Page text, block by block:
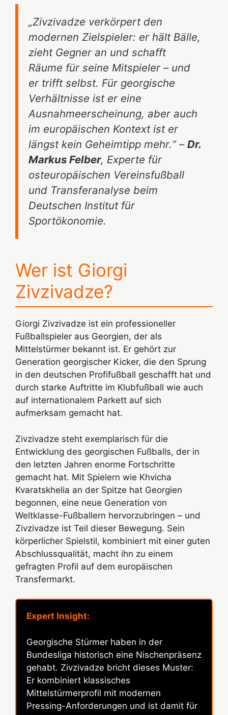
„Zivzivadze verkörpert den
modernen Zielspieler: er hält Bälle,
zieht Gegner an und schafft
Räume für seine Mitspieler – und
er trifft selbst. Für georgische
Verhältnisse ist er eine
Ausnahmeerscheinung, aber auch
im europäischen Kontext ist er
längst kein Geheimtipp mehr.“ – Dr.
Markus Felber, Experte für
osteuropäischen Vereinsfußball
und Transferanalyse beim
Deutschen Institut für
Sportökonomie.
Wer ist Giorgi
Zivzivadze?
Giorgi Zivzivadze ist ein professioneller
Fußballspieler aus Georgien, der als
Mittelstürmer bekannt ist. Er gehört zur
Generation georgischer Kicker, die den Sprung
in den deutschen Profifußball geschafft hat und
durch starke Auftritte im Klubfußball wie auch
auf internationalem Parkett auf sich
aufmerksam gemacht hat.
Zivzivadze steht exemplarisch für die
Entwicklung des georgischen Fußballs, der in
den letzten Jahren enorme Fortschritte
gemacht hat. Mit Spielern wie Khvicha
Kvaratskhelia an der Spitze hat Georgien
begonnen, eine neue Generation von
Weltklasse-Fußballern hervorzubringen – und
Zivzivadze ist Teil dieser Bewegung. Sein
körperlicher Spielstil, kombiniert mit einer guten
Abschlussqualität, macht ihn zu einem
gefragten Profil auf dem europäischen
Transfermarkt.
Expert Insight:
Georgische Stürmer haben in der
Bundesliga historisch eine Nischenpräsenz
gehabt. Zivzivadze bricht dieses Muster:
Er kombiniert klassisches
Mittelstürmerprofil mit modernen
Pressing-Anforderungen und ist damit für